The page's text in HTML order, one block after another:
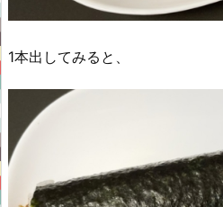
1本出してみると、